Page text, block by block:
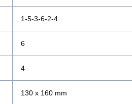
1-5-3-6-2-4
6
4
130 x 160 mm